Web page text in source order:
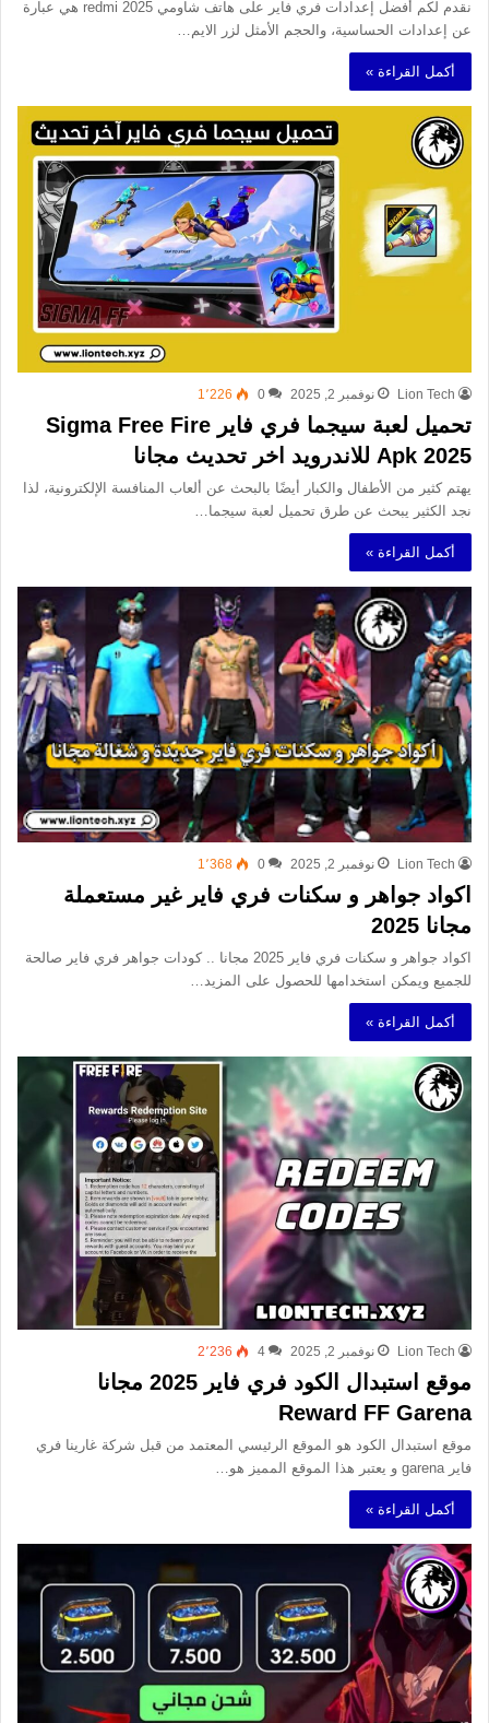
نقدم لكم أفضل إعدادات فري فاير على هاتف شاومي redmi 2025 هي عبارة
عن إعدادات الحساسية، والحجم الأمثل لزر الايم…
أكمل القراءة »
Lion Tech نوفمبر 2, 2025 0 1٬226
تحميل لعبة سيجما فري فاير Sigma Free Fire
Apk 2025 للاندرويد اخر تحديث مجانا
يهتم كثير من الأطفال والكبار أيضًا بالبحث عن ألعاب المنافسة الإلكترونية، لذا
نجد الكثير يبحث عن طرق تحميل لعبة سيجما…
أكمل القراءة »
Lion Tech نوفمبر 2, 2025 0 1٬368
اكواد جواهر و سكنات فري فاير غير مستعملة
مجانا 2025
اكواد جواهر و سكنات فري فاير 2025 مجانا .. كودات جواهر فري فاير صالحة
للجميع ويمكن استخدامها للحصول على المزيد…
أكمل القراءة »
Lion Tech نوفمبر 2, 2025 4 2٬236
موقع استبدال الكود فري فاير 2025 مجانا
Reward FF Garena
موقع استبدال الكود هو الموقع الرئيسي المعتمد من قبل شركة غارينا فري
فاير garena و يعتبر هذا الموقع المميز هو…
أكمل القراءة »